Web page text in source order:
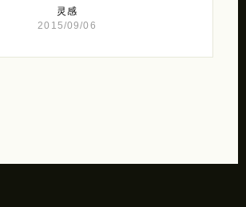
灵感
2015/09/06